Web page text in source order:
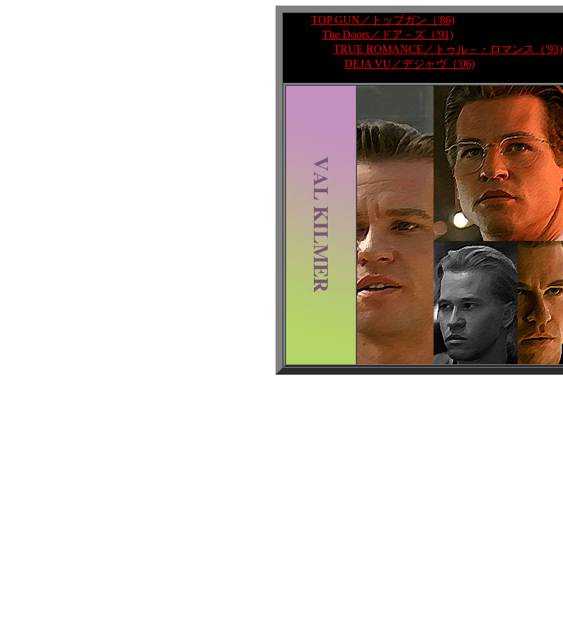
TOP GUN／トップガン（'86)
The Doors／ドア－ズ（'91)
TRUE ROMANCE／トゥル－・ロマンス（'93)
DEJA VU／デジャヴ（'06)